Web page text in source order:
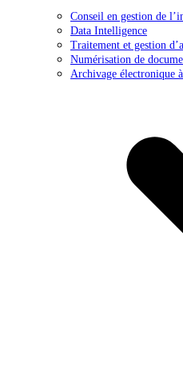
Conseil en gestion de
Data Intelligence
Traitement et gestion
Numérisation de
Archivage électronique